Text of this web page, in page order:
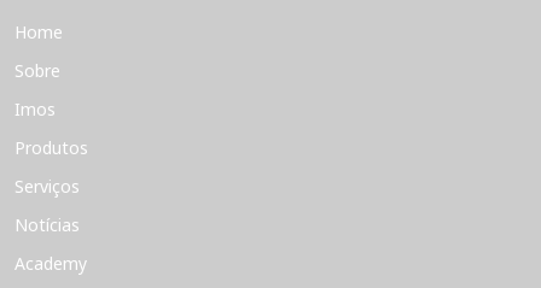
Home
Sobre
Imos
Produtos
Serviços
Notícias
Academy